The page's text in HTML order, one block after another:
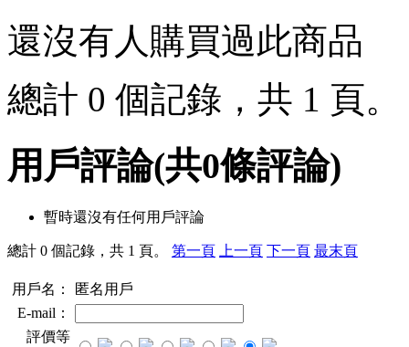
還沒有人購買過此商品
總計 0 個記錄，共 1 頁。
用戶評論(共0條評論)
暫時還沒有任何用戶評論
總計 0 個記錄，共 1 頁。 第一頁 上一頁 下一頁 最末頁
用戶名：
匿名用戶
E-mail：
評價等